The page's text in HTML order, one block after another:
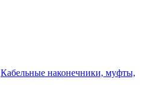
Кабельные наконечники, муфты,